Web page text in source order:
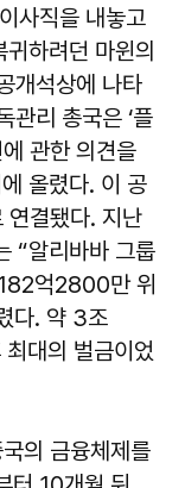
사직을 내놓고
하려던 마윈의
개석상에 나타
관리 총국은 ‘플
관한 의견을
올렸다. 이 공
연결됐다. 지난
“알리바바 그룹
억2800만 위
다. 약 3조
대의 벌금이었
의 금융체제를